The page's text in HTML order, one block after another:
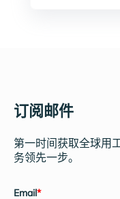
订阅邮件
第一时间获取全球用
务领先一步。
Email*